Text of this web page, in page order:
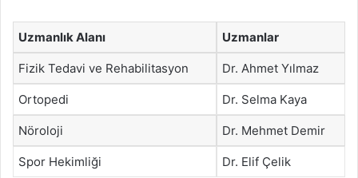
Uzmanlık Alanı Uzmanlar
Fizik Tedavi ve Rehabilitasyon Dr. Ahmet Yılmaz
Ortopedi Dr. Selma Kaya
Nöroloji Dr. Mehmet Demir
Spor Hekimliği Dr. Elif Çelik